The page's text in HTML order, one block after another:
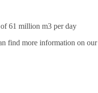
61 million m3 per day
find more information on our